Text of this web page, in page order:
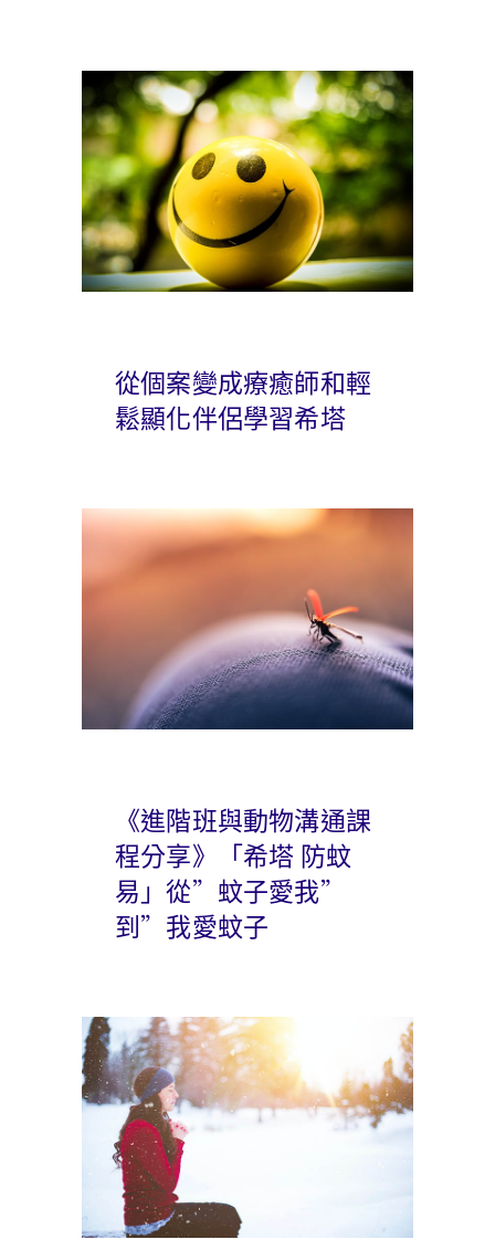
從個案變成療癒師和輕
鬆顯化伴侶學習希塔
《進階班與動物溝通課
程分享》「希塔 防蚊
易」從”蚊子愛我”
到”我愛蚊子